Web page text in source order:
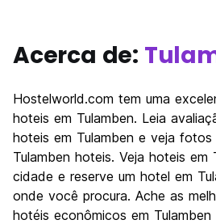
Acerca de:
Hostelworld.com tem uma
hoteis em Tulamben. Leia
hoteis em Tulamben e veja
Tulamben hoteis. Veja hoteis em
cidade e reserve um hotel em
onde você procura. Ache as
hotéis econômicos em